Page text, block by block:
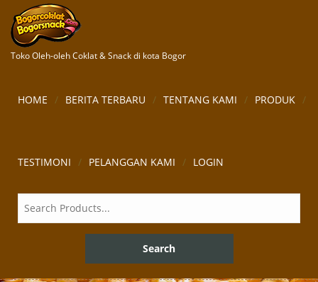
Toko Oleh-oleh Coklat & Snack di kota Bogor
HOME BERITA TERBARU TENTANG KAMI PRODUK
TESTIMONI PELANGGAN KAMI LOGIN